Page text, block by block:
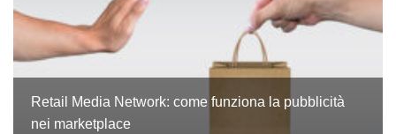
Retail Media Network: come funziona la pubblicità
nei marketplace